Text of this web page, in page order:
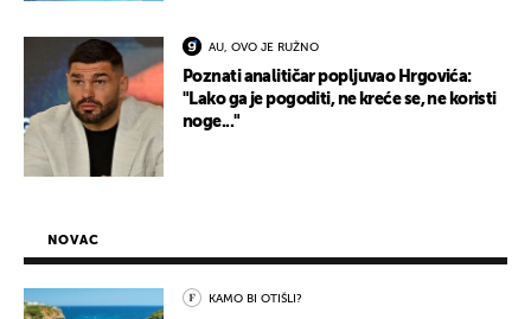
AU, OVO JE RUŽNO
Poznati analitičar popljuvao Hrgovića:
"Lako ga je pogoditi, ne kreće se, ne koristi
noge..."
NOVAC
KAMO BI OTIŠLI?